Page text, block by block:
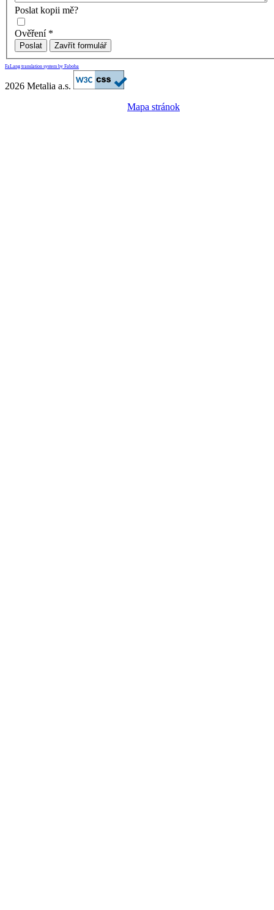
Poslat kopii mě?
Ověření*
Poslat Zavřít formulář
FaLang translation system by Faboba
2026 Metalia a.s.
Mapa stránok